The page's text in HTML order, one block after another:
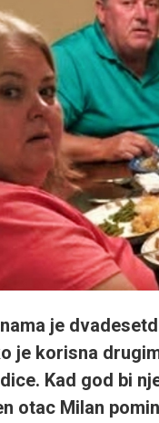
je
je korisna
Kad god bi
otac Milan